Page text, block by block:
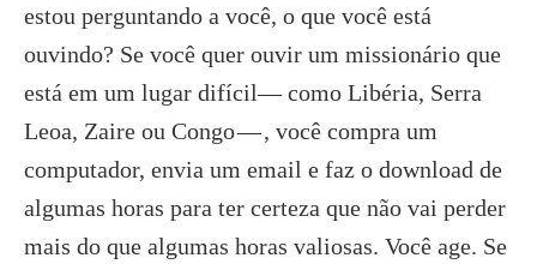
estou perguntando a você, o que você está
ouvindo? Se você quer ouvir um missionário que
está em um lugar difícil— como Libéria, Serra
Leoa, Zaire ou Congo — , você compra um
computador, envia um email e faz o download de
algumas horas para ter certeza que não vai perder
mais do que algumas horas valiosas. Você age. Se